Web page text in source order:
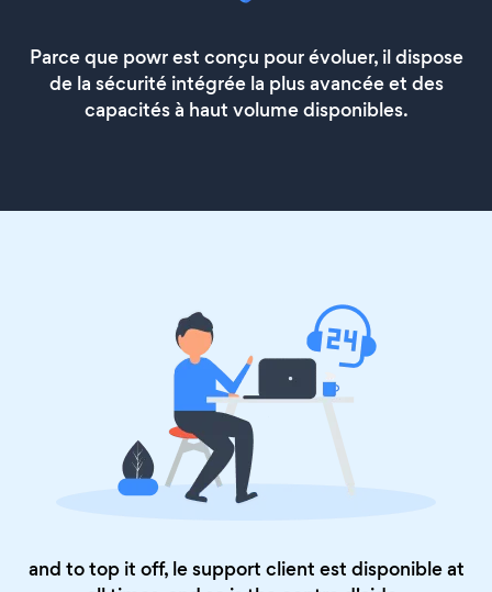
Parce que powr est conçu pour évoluer, il dispose
de la sécurité intégrée la plus avancée et des
capacités à haut volume disponibles.
and to top it off, le support client est disponible at